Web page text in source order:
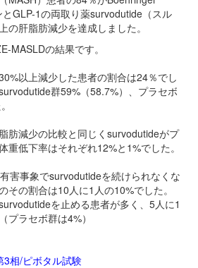
GLP-1の両取り薬survodutide（スル
の肝脂肪減少を達成しました。
MASLDの結果です。
以上減少した患者の割合は24％でし
群59%（58.7%）、プラセボ
肪減少の比較と同じく survodutideがプ
重低下率はそれぞれ12%と1%でした。
害事象でsurvodutideを続けられなくな
その割合は10人に1人の10%でした。
を止める患者が多く、5人に1
プラセボ群は4%）
3相/ピボタル試験